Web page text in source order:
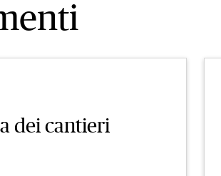
dei cantieri